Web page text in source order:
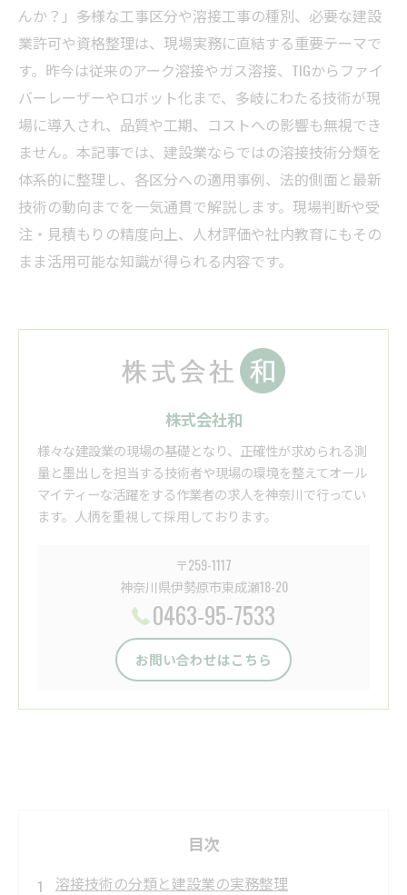
んか？」――多様な工事区分や溶接工事の種別、必要な建設
業許可や資格整理は、現場実務に直結する重要テーマで
す。昨今は従来のアーク溶接やガス溶接、TIGからファイ
バーレーザーやロボット化まで、多岐にわたる技術が現
場に導入され、品質や工期、コストへの影響も無視でき
ません。本記事では、建設業ならではの溶接技術分類を
体系的に整理し、各区分への適用事例、法的側面と最新
技術の動向までを一気通貫で解説します。現場判断や受
注・見積もりの精度向上、人材評価や社内教育にもその
まま活用可能な知識が得られる内容です。
株式会社和
様々な建設業の現場の基礎となり、正確性が求められる測
量と墨出しを担当する技術者や現場の環境を整えてオール
マイティーな活躍をする作業者の求人を神奈川で行ってい
ます。人柄を重視して採用しております。
〒259-1117
神奈川県伊勢原市東成瀬18-20
0463-95-7533
お問い合わせはこちら
目次
溶接技術の分類と建設業の実務整理